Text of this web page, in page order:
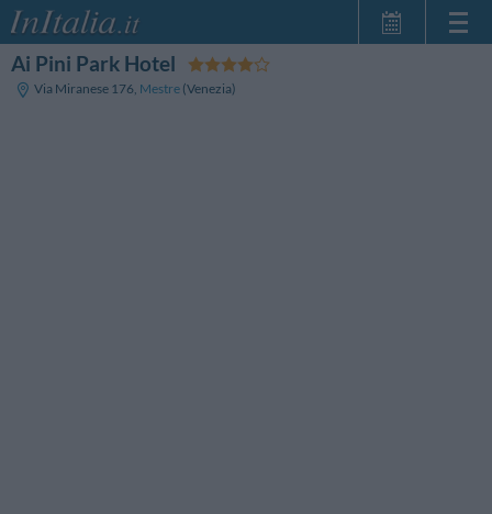
Ai Pini Park Hotel
Via Miranese 176, Mestre (Venezia)